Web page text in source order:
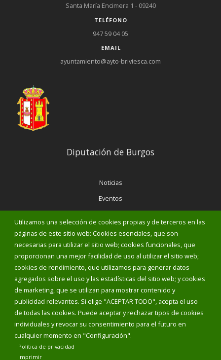
Utilizamos una selección de cookies propias y de terceros en las
páginas de este sitio web: Cookies esenciales, que son
necesarias para utilizar el sitio web; cookies funcionales, que
proporcionan una mejor facilidad de uso al utilizar el sitio web;
cookies de rendimiento, que utilizamos para generar datos
agregados sobre el uso y las estadísticas del sitio web; y cookies
de marketing, que se utilizan para mostrar contenido y
publicidad relevantes. Si elige "ACEPTAR TODO", acepta el uso
de todas las cookies. Puede aceptar y rechazar tipos de cookies
individuales y revocar su consentimiento para el futuro en
cualquier momento en "Configuración".
Política de privacidad
Imprimir
Santa María Encimera 1 - 09240
TELÉFONO
947 59 04 05
EMAIL
ayuntamiento@ayto-briviesca.com
Diputación de Burgos
Noticias
Eventos
Teléfonos de interés
INICIAR SESIÓN